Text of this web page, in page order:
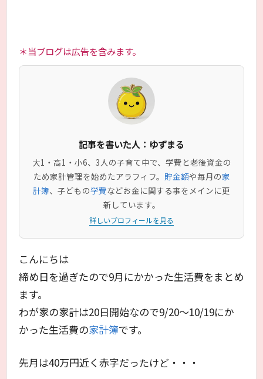
＊当ブログは広告を含みます。
記事を書いた人：ゆずまる
大1・高1・小6、3人の子育て中で、学費と老後資金の
ため家計管理を始めたアラフィフ。 貯金額や毎月の家
計簿、子どもの学費などお金に関する事をメインに更
新しています。
詳しいプロフィールを見る
こんにちは
締め日を過ぎたので9月にかかった生活費をまとめ
ます。
わが家の家計は20日開始なので9/20～10/19にか
かった生活費の家計簿です。
先月は40万円近く赤字だったけど・・・